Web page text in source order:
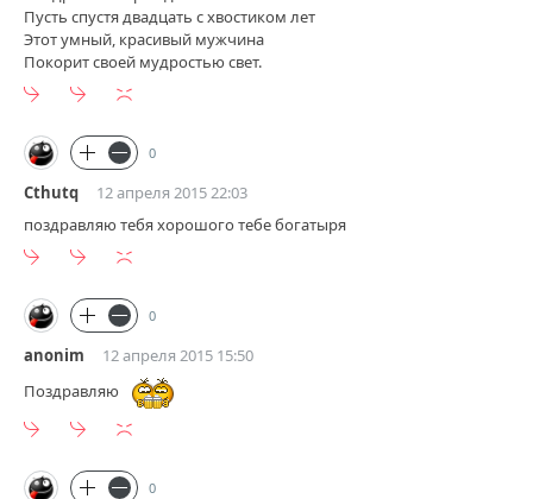
Пусть спустя двадцать с хвостиком лет
Этот умный, красивый мужчина
Покорит своей мудростью свет.
0
Cthutq
12 апреля 2015 22:03
поздравляю тебя хорошого тебе богатыря
0
anonim
12 апреля 2015 15:50
Поздравляю
0